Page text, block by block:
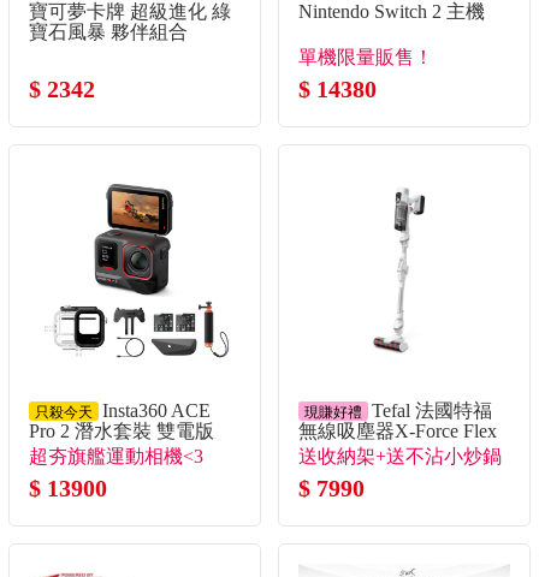
寶可夢卡牌 超級進化 綠
寶石風暴 夥伴組合
$ 2342
Nintendo Switch 2 主機
單機限量販售！
$ 14380
只殺今天
Insta360 ACE
Pro 2 潛水套裝 雙電版
超夯旗艦運動相機<3
$ 13900
現賺好禮
Tefal 法國特福
無線吸塵器X-Force Flex
9.6
送收納架+送不沾小炒鍋
$ 7990